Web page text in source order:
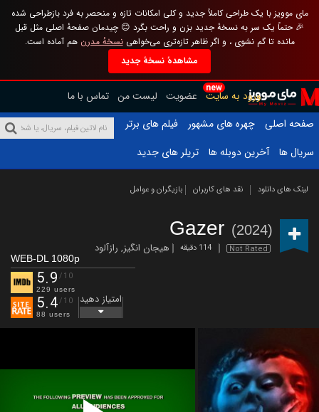
مای موویز با یک طراحی کاملاً جدید و کلی امکانات تازه و منحصر به فرد بازطراحی شده
🎉 حتماً یک سر به نسخهٔ جدید بزن و راحت بگرد 😊 چیدمان صفحهٔ اصلی مثل قبل
مانده تا گم نشوی ، و اگر ظاهر تازه‌تری می‌خواهینسخهٔ مدرن هم آماده است.
مشاهدهٔ نسخهٔ جدید
new
ورود به سایت عضویت لیست من تماس با ما
صفحه اصلی
چهره های مشهور
فیلم های برتر
سریال ها
آخرین دوبله ها تریلر های جدید
لینک های دانلود نقد های کاربران بازیگران و عوامل
Gazer (2024)
Not Rated 114 دقیقه هیجان انگیز, رازآلود
WEB-DL 1080p
5.9 /10
229 users
5.4/10
88 users
امتیاز دهید